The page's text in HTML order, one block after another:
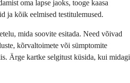
oma lapse jaoks, tooge kaasa
ja kõik eelmised testitulemused.
mida soovite esitada. Need võivad
kõrvaltoimete või sümptomite
Ärge kartke selgitust küsida, kui midagi